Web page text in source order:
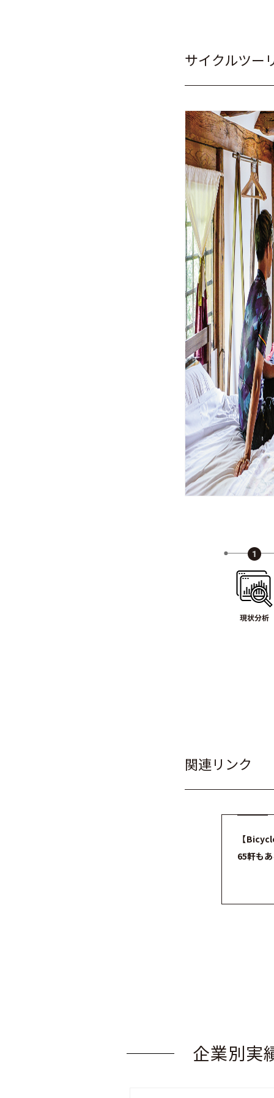
サイクルツー
関連リンク
【
65軒も
企業別実